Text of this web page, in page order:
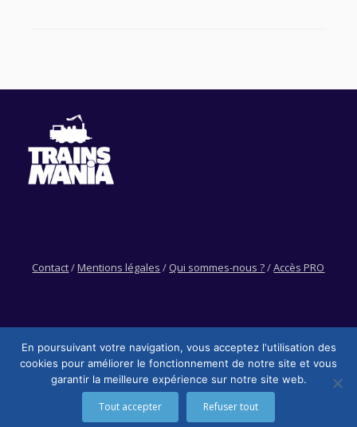
Contact/Mentions légales / Qui sommes-nous ?/Accès PRO
Trainsmania © - 2026
En poursuivant votre navigation, vous acceptez l'utilisation des
cookies pour améliorer le fonctionnement de notre site et vous
garantir la meilleure expérience sur notre site web.
Tout accepter Refuser tout